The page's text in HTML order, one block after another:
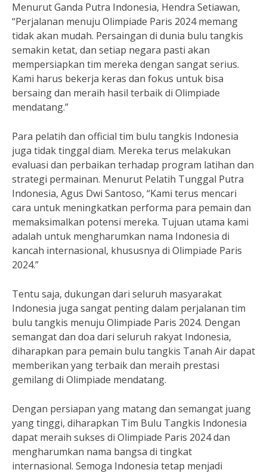
Menurut Ganda Putra Indonesia, Hendra Setiawan,
“Perjalanan menuju Olimpiade Paris 2024 memang
tidak akan mudah. Persaingan di dunia bulu tangkis
semakin ketat, dan setiap negara pasti akan
mempersiapkan tim mereka dengan sangat serius.
Kami harus bekerja keras dan fokus untuk bisa
bersaing dan meraih hasil terbaik di Olimpiade
mendatang.”
Para pelatih dan official tim bulu tangkis Indonesia
juga tidak tinggal diam. Mereka terus melakukan
evaluasi dan perbaikan terhadap program latihan dan
strategi permainan. Menurut Pelatih Tunggal Putra
Indonesia, Agus Dwi Santoso, “Kami terus mencari
cara untuk meningkatkan performa para pemain dan
memaksimalkan potensi mereka. Tujuan utama kami
adalah untuk mengharumkan nama Indonesia di
kancah internasional, khususnya di Olimpiade Paris
2024.”
Tentu saja, dukungan dari seluruh masyarakat
Indonesia juga sangat penting dalam perjalanan tim
bulu tangkis menuju Olimpiade Paris 2024. Dengan
semangat dan doa dari seluruh rakyat Indonesia,
diharapkan para pemain bulu tangkis Tanah Air dapat
memberikan yang terbaik dan meraih prestasi
gemilang di Olimpiade mendatang.
Dengan persiapan yang matang dan semangat juang
yang tinggi, diharapkan Tim Bulu Tangkis Indonesia
dapat meraih sukses di Olimpiade Paris 2024 dan
mengharumkan nama bangsa di tingkat
internasional. Semoga Indonesia tetap menjadi